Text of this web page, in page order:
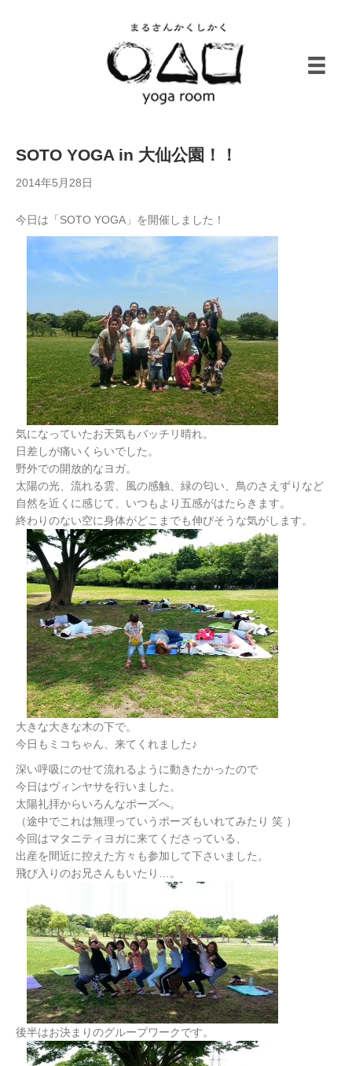
SOTO YOGA in 大仙公園！！
2014年5月28日
今日は「SOTO YOGA」を開催しました！
気になっていたお天気もバッチリ晴れ。
日差しが痛いくらいでした。
野外での開放的なヨガ。
太陽の光、流れる雲、風の感触、緑の匂い、鳥のさえずりなど
自然を近くに感じて、いつもより五感がはたらきます。
終わりのない空に身体がどこまでも伸びそうな気がします。
大きな大きな木の下で。
今日もミコちゃん、来てくれました♪
深い呼吸にのせて流れるように動きたかったので
今日はヴィンヤサを行いました。
太陽礼拝からいろんなポーズへ。
（途中でこれは無理っていうポーズもいれてみたり 笑 ）
今回はマタニティヨガに来てくださっている、
出産を間近に控えた方々も参加して下さいました。
飛び入りのお兄さんもいたり…。
後半はお決まりのグループワークです。